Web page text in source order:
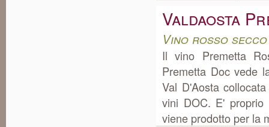
Valdaosta
Vino rosso
Il vino Premetta
Premetta Doc vede
Val D'Aosta
vini DOC. E'
viene prodotto per la